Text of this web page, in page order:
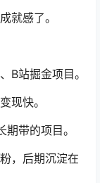
就感了。
B站掘金项目。
现快。
带的项目。
，后期沉淀在